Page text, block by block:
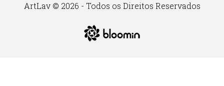
ArtLav © 2026 - Todos os Direitos Reservados